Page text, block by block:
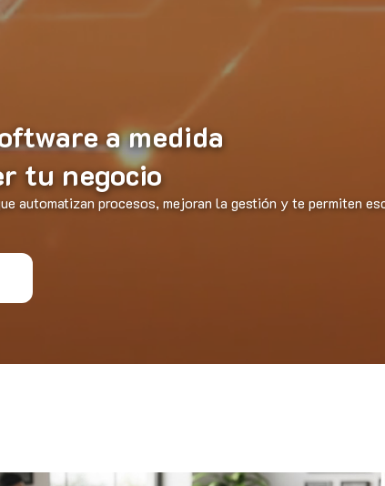
a medida
tu negocio
automatizan procesos, mejoran la gestión y te permiten